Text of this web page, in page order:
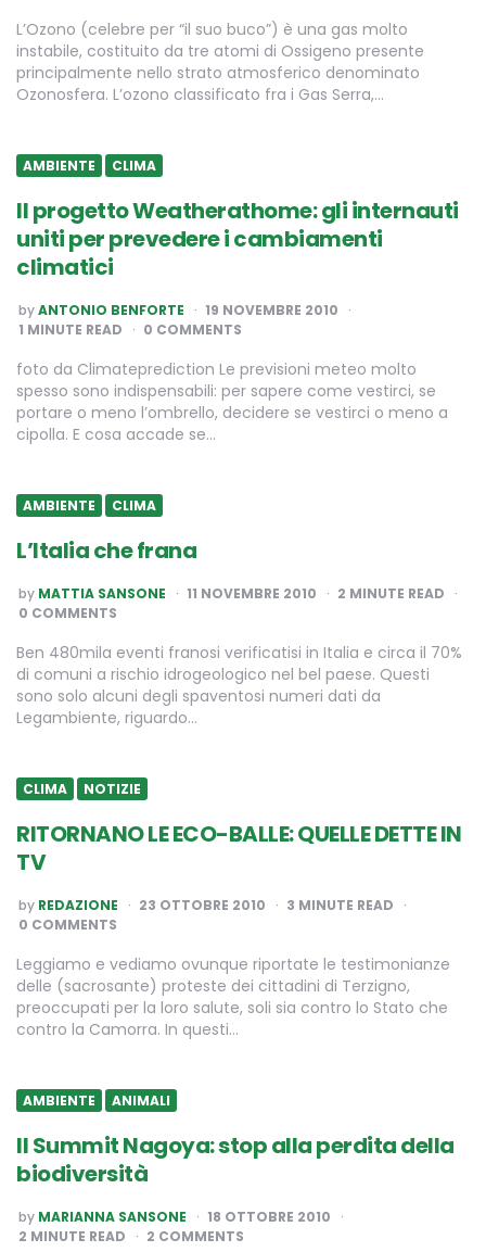
L’Ozono (celebre per “il suo buco”) è una gas molto
instabile, costituito da tre atomi di Ossigeno presente
principalmente nello strato atmosferico denominato
Ozonosfera. L’ozono classificato fra i Gas Serra,…
AMBIENTE CLIMA
Il progetto Weatherathome: gli internauti
uniti per prevedere i cambiamenti
climatici
POSTED
BY
byANTONIO BENFORTE
19 NOVEMBRE 2010
1 MINUTE READ 0 COMMENTS
foto da Climateprediction Le previsioni meteo molto
spesso sono indispensabili: per sapere come vestirci, se
portare o meno l’ombrello, decidere se vestirci o meno a
cipolla. E cosa accade se…
AMBIENTE CLIMA
L’Italia che frana
POSTED
BY
by MATTIA SANSONE 11 NOVEMBRE 2010 2 MINUTE READ
0 COMMENTS
Ben 480mila eventi franosi verificatisi in Italia e circa il 70%
di comuni a rischio idrogeologico nel bel paese. Questi
sono solo alcuni degli spaventosi numeri dati da
Legambiente, riguardo…
CLIMA NOTIZIE
RITORNANO LE ECO-BALLE: QUELLE DETTE IN
TV
POSTED
BY
by REDAZIONE 23 OTTOBRE 2010 3 MINUTE READ
0 COMMENTS
Leggiamo e vediamo ovunque riportate le testimonianze
delle (sacrosante) proteste dei cittadini di Terzigno,
preoccupati per la loro salute, soli sia contro lo Stato che
contro la Camorra. In questi…
AMBIENTE ANIMALI
Il Summit Nagoya: stop alla perdita della
biodiversità
POSTED
BY
by MARIANNA SANSONE
18 OTTOBRE 2010
2 MINUTE READ 2 COMMENTS